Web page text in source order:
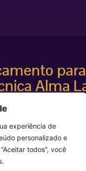
experiência de
personalizado e
todos”, você
para
Alma
estéticos de alta
e solicite uma avaliação